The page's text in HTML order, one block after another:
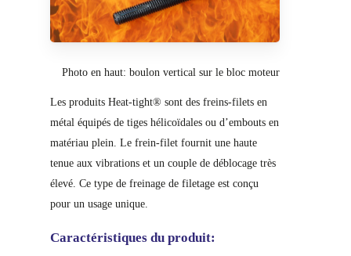
Photo en haut: boulon vertical sur le bloc moteur
Les produits Heat-tight® sont des freins-filets en
métal équipés de tiges hélicoïdales ou d’embouts en
matériau plein. Le frein-filet fournit une haute
tenue aux vibrations et un couple de déblocage très
élevé. Ce type de freinage de filetage est conçu
pour un usage unique.
Caractéristiques du produit: